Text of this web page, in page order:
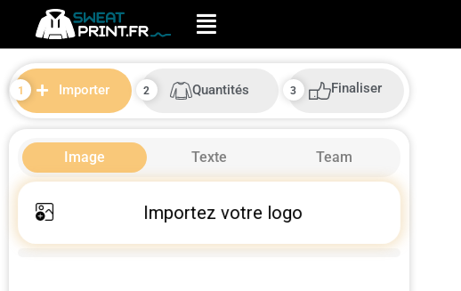
Importer Quantités Finaliser
Image Texte Team
Importez votre logo